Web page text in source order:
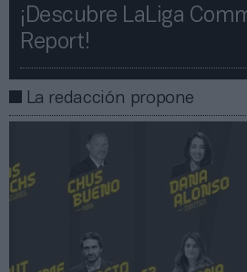
¡Descubre LaLiga
Report!​​
La redacción propone